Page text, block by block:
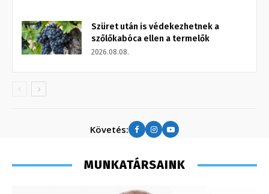
Szüret után is védekezhetnek a
szőlőkabóca ellen a termelők
2026.08.08.
Követés:
MUNKATÁRSAINK